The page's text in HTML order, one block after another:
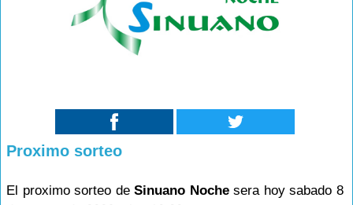
Proximo sorteo
El proximo sorteo deSinuano Nochesera hoy sabado 8